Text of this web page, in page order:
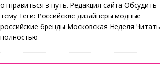
отправиться в путь. Редакция сайта Обсудить
тему Теги: Российские дизайнеры модные
российские бренды Московская Неделя Читать
полностью